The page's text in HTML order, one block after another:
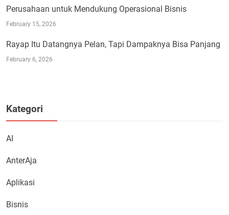
Perusahaan untuk Mendukung Operasional Bisnis
February 15, 2026
Rayap Itu Datangnya Pelan, Tapi Dampaknya Bisa Panjang
February 6, 2026
Kategori
AI
AnterAja
Aplikasi
Bisnis